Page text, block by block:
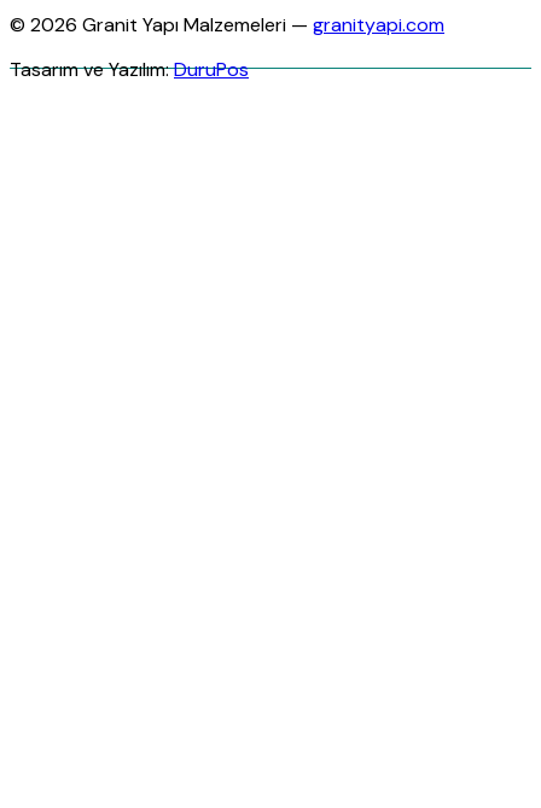
© 2026 Granit Yapı Malzemeleri — granityapi.com
Tasarım ve Yazılım:DuruPos